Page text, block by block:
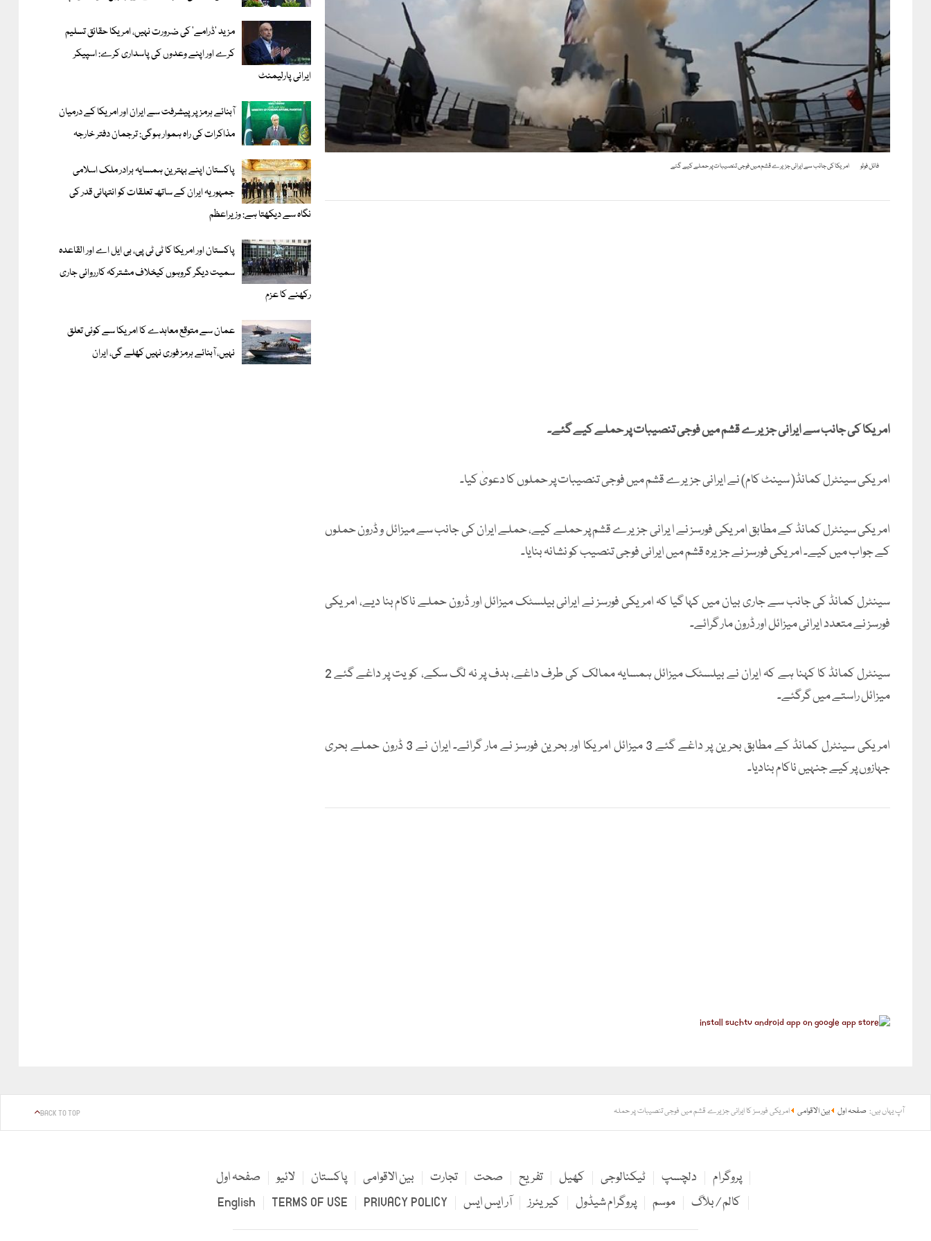
فائل فوٹو امریکا کی جانب سے ایرانی جزیرے قشم میں فوجی تنصیبات پر حملے کیے گئے
امریکا کی جانب سے ایرانی جزیرے قشم میں فوجی تنصیبات پر حملے کیے گئے۔
امریکی سینٹرل کمانڈ( سینٹ کام) نے ایرانی جزیرے قشم میں فوجی تنصیبات پر حملوں کا دعویٰ کیا۔
امریکی سینٹرل کمانڈ کے مطابق امریکی فورسز نے ا یرانی جزیرے قشم پر حملے کیے، حملے ایران کی جانب سے میزائل و ڈرون حملوں
کے جواب میں کیے۔ امریکی فورسز نے جزیرہ قشم میں ایرانی فوجی تنصیب کو نشانہ بنایا۔
سینٹرل کمانڈ کی جانب سے جاری بیان میں کہا گیا کہ امریکی فورسز نے ایرانی بیلسٹک میزائل اور ڈرون حملے ناکام بنا دیے، امریکی
فورسز نے متعدد ایرانی میزائل اور ڈرون مار گرائے۔
سینٹرل کمانڈ کا کہنا ہے کہ ایران نے بیلسٹک میزائل ہمسایہ ممالک کی طرف داغے، ہدف پر نہ لگ سکے، کویت پر داغے گئے 2
میزائل راستے میں گرگئے۔
امریکی سینٹرل کمانڈ کے مطابق بحرین پر داغے گئے 3 میزائل امریکا اور بحرین فورسز نے مار گرائے۔ ایران نے 3 ڈرون حملے بحری
جہازوں پر کیے جنہیں ناکام بنادیا۔
مزید 'ڈرامے' کی ضرورت نہیں، امریکا حقائق تسلیم
کرے اور اپنے وعدوں کی پاسداری کرے: اسپیکر
ایرانی پارلیمنٹ
آبنائے ہرمز پر پیشرفت سے ایران اور امریکا کے درمیان
مذاکرات کی راہ ہموار ہوگی: ترجمان دفتر خارجہ
پاکستان اپنے بہترین ہمسایہ برادر ملک اسلامی
جمہوریہ ایران کے ساتھ تعلقات کو انتہائی قدر کی
نگاہ سے دیکھتا ہے: وزیراعظم
پاکستان اور امریکا کا ٹی ٹی پی، بی ایل اے اور القاعدہ
سمیت دیگر گروہوں کیخلاف مشترکہ کارروائی جاری
رکھنے کا عزم
عمان سے متوقع معاہدے کا امریکا سے کوئی تعلق
نہیں، آبنائے ہرمز فوری نہیں کھلے گی، ایران
آپ یہاں ہیں: صفحہ اول بین الاقوامی امریکی فورسز کا ایرانی جزیرے قشم میں فوجی تنصیبات پر حملہ BACK TO TOP
صفحہ اول لائیو پاکستان بین الاقوامی تجارت صحت تفریح کھیل ٹیکنالوجی دلچسپ
پروگرام
English
TERMS OF USE PRIVACY POLICY آر ایس ایس کیریئرز پروگرام شیڈول موسم کالم / بلاگ